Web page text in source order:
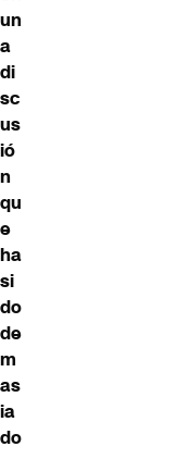
un
a
di
sc
us
ió
n
qu
e
ha
si
do
de
m
as
ia
do